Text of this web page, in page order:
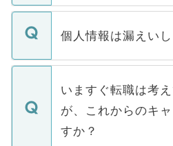
ません。
■応募殺到を避けるた
関を公にしてしまう
に、医療機関が求め
みを人材紹介会社に
ています。
転職・入職を強要す
ん。また、仮に応募
定を承諾する必要は
の辞退の連絡はキャ
個人情報は漏えい
個人情報が漏えいす
で、ご安心ください
などで収集したご登
ご本人のキャリアア
支援を目的に使用い
いますぐ転職は考
が、これからのキ
すか？